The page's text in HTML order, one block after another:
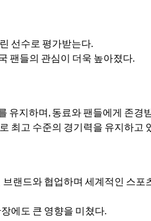
선수로 평가받는다.
팬들의 관심이 더욱 높아졌다.
유지하며, 동료와 팬들에게 존경
최고 수준의 경기력을 유지하고
랜드와 협업하며 세계적인 스포
에도 큰 영향을 미쳤다.